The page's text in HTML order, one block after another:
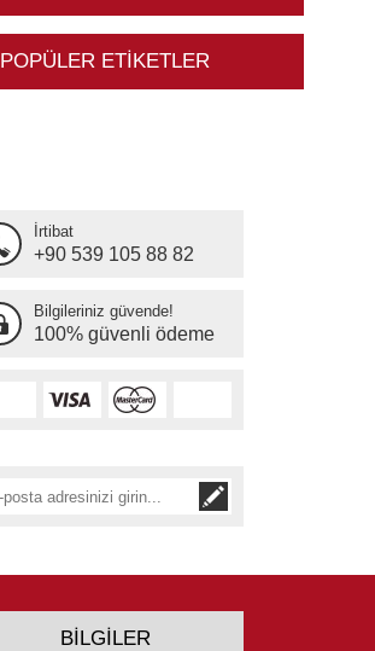
POPÜLER ETIKETLER
İrtibat
+90 539 105 88 82
Bilgileriniz güvende!
100% güvenli ödeme
BILGILER